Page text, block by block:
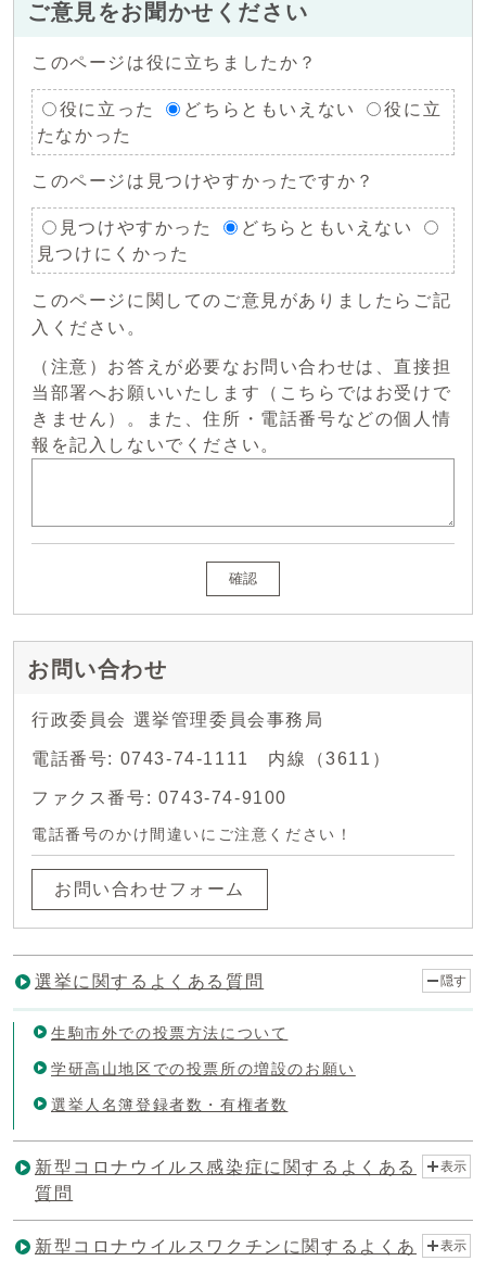
ご意見をお聞かせください
このページは役に立ちましたか？
役に立った どちらともいえない
役に立
たなかった
このページは見つけやすかったですか？
見つけやすかった
どちらともいえない
見つけにくかった
このページに関してのご意見がありましたらご記
入ください。
（注意）お答えが必要なお問い合わせは、直接担
当部署へお願いいたします（こちらではお受けで
きません）。また、住所・電話番号などの個人情
報を記入しないでください。
確認
お問い合わせ
行政委員会 選挙管理委員会事務局
電話番号: 0743-74-1111 内線（3611）
ファクス番号: 0743-74-9100
電話番号のかけ間違いにご注意ください！
お問い合わせフォーム
選挙に関するよくある質問 隠す
生駒市外での投票方法について
学研高山地区での投票所の増設のお願い
選挙人名簿登録者数・有権者数
新型コロナウイルス感染症に関するよくある
質問
表示
新型コロナウイルスワクチンに関するよくあ
表示